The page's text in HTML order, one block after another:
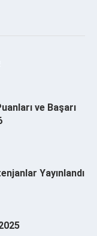
ve Başarı
Yayınlandı